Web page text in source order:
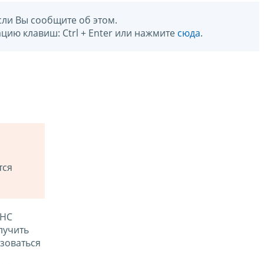
Вы сообщите об этом.
клавиш: Ctrl + Enter или нажмите сюда.